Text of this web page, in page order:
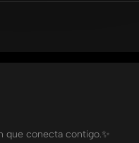
lo buscamos con
musicalizados para
que conecta contigo.✨